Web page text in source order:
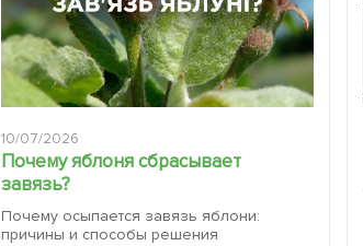
10/07/2026
Почему яблоня сбрасывает
завязь?
Почему осыпается завязь яблони:
причины и способы решения